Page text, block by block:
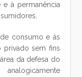
e à permanência
consumo e às
privado sem fins
da defesa do